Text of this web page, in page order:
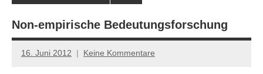
Non-empirische Bedeutungsforschung
16. Juni 2012
Anton
Keine Kommentare